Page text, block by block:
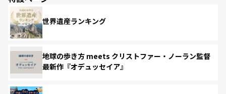
世界遺産ランキング
地球の歩き方 meets クリストファー・ノーラン監督
最新作『オデュッセイア』